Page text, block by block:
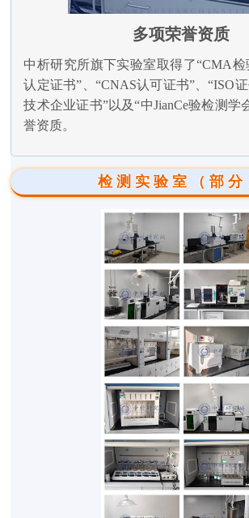
多项荣誉资质
中析研究所旗下实验室取得了“CMA
认定证书”、“CNAS认可证书”、“ISO
技术企业证书”以及“中JianCe验检测学
誉资质。
检测实验室（部分